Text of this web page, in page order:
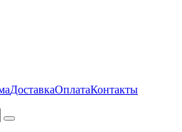
ДоставкаОплатаКонтакты